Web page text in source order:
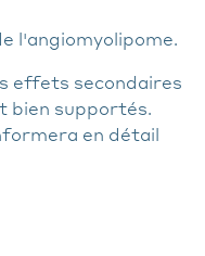
l'angiomyolipome.
effets secondaires
bien supportés.
en détail